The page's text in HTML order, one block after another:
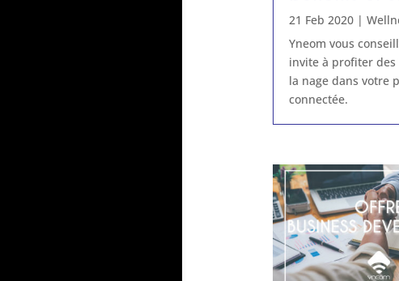
21 Feb 2020|
Yneom vous
invite à profiter des
la nage dans votre
connectée.